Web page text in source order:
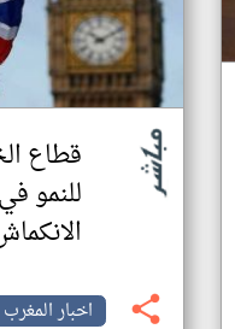
قطاع
للنمو
اخبار المغرب